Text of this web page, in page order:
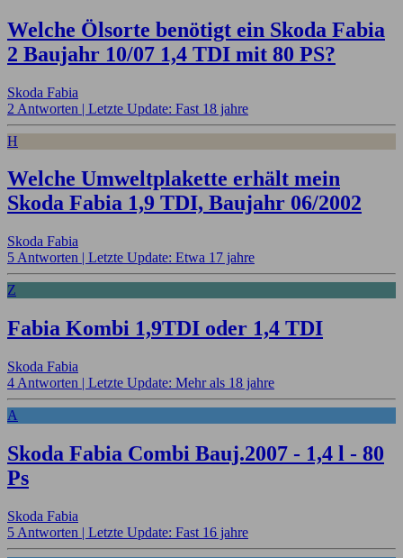
Welche Ölsorte benötigt ein Skoda Fabia
2 Baujahr 10/07 1,4 TDI mit 80 PS?
Skoda Fabia
2 Antworten | Letzte Update: Fast 18 jahre
H
Welche Umweltplakette erhält mein
Skoda Fabia 1,9 TDI, Baujahr 06/2002
Skoda Fabia
5 Antworten | Letzte Update: Etwa 17 jahre
Z
Fabia Kombi 1,9TDI oder 1,4 TDI
Skoda Fabia
4 Antworten | Letzte Update: Mehr als 18 jahre
A
Skoda Fabia Combi Bauj.2007 - 1,4 l - 80
Ps
Skoda Fabia
5 Antworten | Letzte Update: Fast 16 jahre